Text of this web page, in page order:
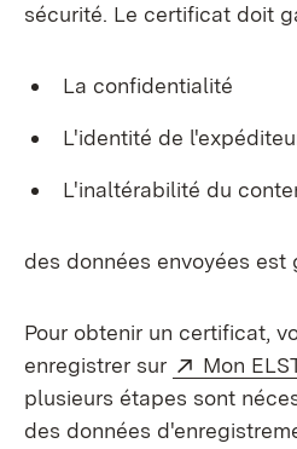
sécurité. Le certificat doit
La confidentialité
L'identité de
L'inaltérabilité du
des données envoyées est
Pour obtenir un certificat,
enregistrer sur
Externe:
Mon
plusieurs étapes sont
des données